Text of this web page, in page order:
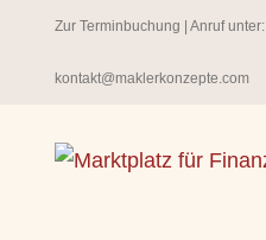
springen
Zur Terminbuchung | Anruf unter:
kontakt@maklerkonzepte.com